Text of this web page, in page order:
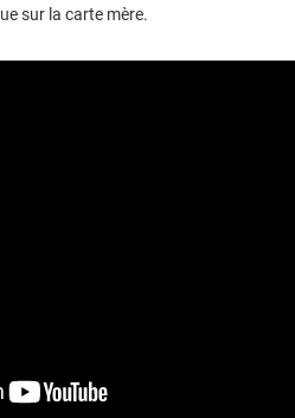
sur la carte mère.